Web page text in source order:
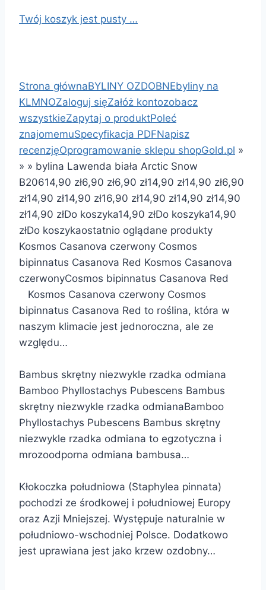
Twój koszyk jest pusty …
Strona głównaBYLINY OZDOBNEbyliny na
KLMNOZaloguj sięZałóż kontozobacz
wszystkieZapytaj o produktPoleć
znajomemuSpecyfikacja PDFNapisz
recenzjęOprogramowanie sklepu shopGold.pl »
» » bylina Lawenda biała Arctic Snow
B20614,90 zł6,90 zł6,90 zł14,90 zł14,90 zł6,90
zł14,90 zł14,90 zł16,90 zł14,90 zł14,90 zł14,90
zł14,90 złDo koszyka14,90 złDo koszyka14,90
złDo koszykaostatnio oglądane produkty
Kosmos Casanova czerwony Cosmos
bipinnatus Casanova Red Kosmos Casanova
czerwonyCosmos bipinnatus Casanova Red
Kosmos Casanova czerwony Cosmos
bipinnatus Casanova Red to roślina, która w
naszym klimacie jest jednoroczna, ale ze
względu…
Bambus skrętny niezwykle rzadka odmiana
Bamboo Phyllostachys Pubescens Bambus
skrętny niezwykle rzadka odmianaBamboo
Phyllostachys Pubescens Bambus skrętny
niezwykle rzadka odmiana to egzotyczna i
mrozoodporna odmiana bambusa…
Kłokoczka południowa (Staphylea pinnata)
pochodzi ze środkowej i południowej Europy
oraz Azji Mniejszej. Występuje naturalnie w
południowo-wschodniej Polsce. Dodatkowo
jest uprawiana jest jako krzew ozdobny…